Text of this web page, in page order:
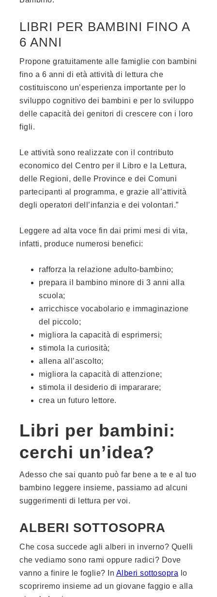
LIBRI PER BAMBINI FINO A
6 ANNI
Propone gratuitamente alle famiglie con bambini
fino a 6 anni di età attività di lettura che
costituiscono un’esperienza importante per lo
sviluppo cognitivo dei bambini e per lo sviluppo
delle capacità dei genitori di crescere con i loro
figli.
Le attività sono realizzate con il contributo
economico del Centro per il Libro e la Lettura,
delle Regioni, delle Province e dei Comuni
partecipanti al programma, e grazie all’attività
degli operatori dell’infanzia e dei volontari.”
Leggere ad alta voce fin dai primi mesi di vita,
infatti, produce numerosi benefici:
rafforza la relazione adulto-bambino;
prepara il bambino minore di 3 anni alla
scuola;
arricchisce vocabolario e immaginazione
del piccolo;
migliora la capacità di esprimersi;
stimola la curiosità;
allena all’ascolto;
migliora la capacità di attenzione;
stimola il desiderio di impararare;
crea un futuro lettore.
Libri per bambini:
cerchi un’idea?
Adesso che sai quanto può far bene a te e al tuo
bambino leggere insieme, passiamo ad alcuni
suggerimenti di lettura per voi.
ALBERI SOTTOSOPRA
Che cosa succede agli alberi in inverno? Quelli
che vediamo sono rami oppure radici? Dove
vanno a finire le foglie? In Alberi sottosopra lo
scopriremo insieme ad un giovane faggio e alla